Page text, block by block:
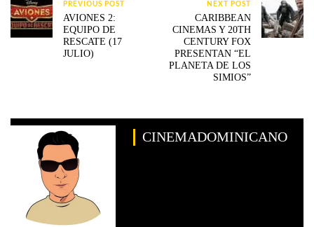
PREVIOUS POST
AVIONES 2:
EQUIPO DE
RESCATE (17
JULIO)
NEXT POST
CARIBBEAN
CINEMAS Y 20TH
CENTURY FOX
PRESENTAN “EL
PLANETA DE LOS
SIMIOS”
CINEMADOMINICANO